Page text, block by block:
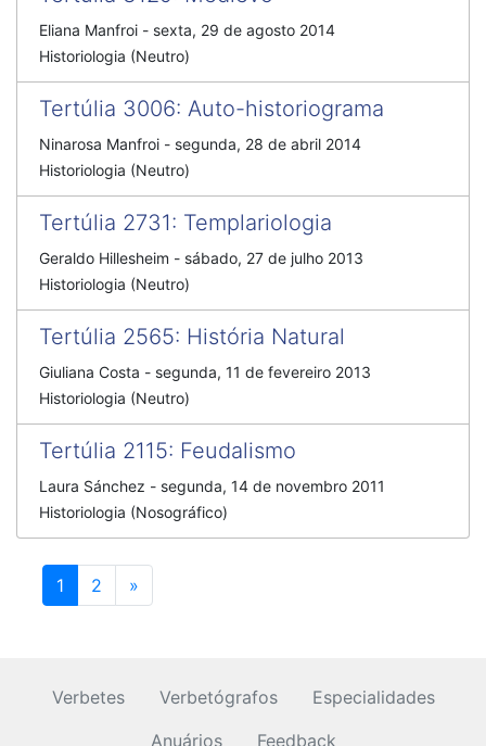
Eliana Manfroi - sexta, 29 de agosto 2014
Historiologia (Neutro)
Tertúlia 3006: Auto-historiograma
Ninarosa Manfroi - segunda, 28 de abril 2014
Historiologia (Neutro)
Tertúlia 2731: Templariologia
Geraldo Hillesheim - sábado, 27 de julho 2013
Historiologia (Neutro)
Tertúlia 2565: História Natural
Giuliana Costa - segunda, 11 de fevereiro 2013
Historiologia (Neutro)
Tertúlia 2115: Feudalismo
Laura Sánchez - segunda, 14 de novembro 2011
Historiologia (Nosográfico)
1 2 »
Verbetes Verbetógrafos
Especialidades
Anuários
Feedback